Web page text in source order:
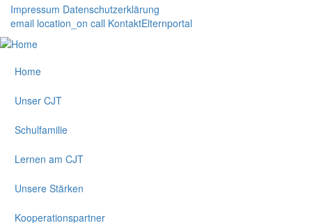
Impressum Datenschutzerklärung
email location_on call KontaktElternportal
Home
Unser CJT
Schulfamilie
Lernen am CJT
Unsere Stärken
Kooperationspartner